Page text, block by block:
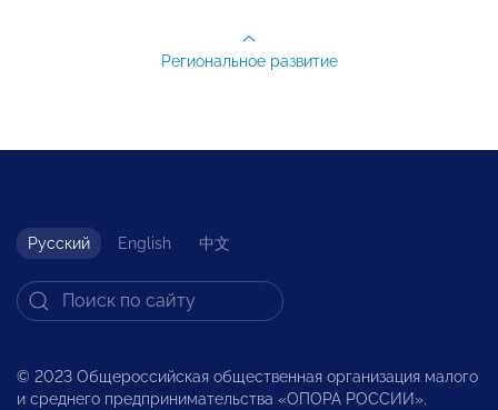
Региональное развитие
Русский English 中文
© 2023 Общероссийская общественная организация малого
и среднего предпринимательства «ОПОРА РОССИИ».